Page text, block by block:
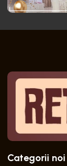
Categorii